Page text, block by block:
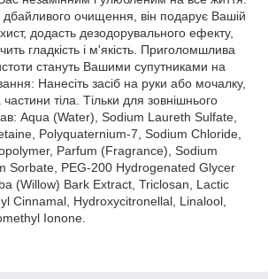
дбайливого очищення, він подарує Вашій
додасть дезодорувального ефекту,
гладкість і м'якість. Приголомшлива
стануть Вашими супутниками на
Нанесіть засіб на руки або мочалку,
частини тіла. Тільки для зовнішнього
Aqua (Water), Sodium Laureth Sulfate,
Polyquaternium-7, Sodium Chloride,
Parfum (Fragrance), Sodium
Sorbate, PEG-200 Hydrogenated Glycer
(Willow) Bark Extract, Triclosan, Lactic
Cinnamal, Hydroxycitronellal, Linalool,
Ionone.